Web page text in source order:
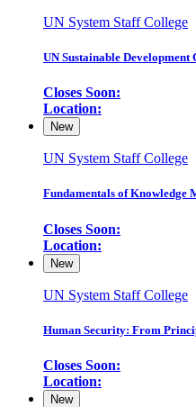
UN System Staff College
UN Sustainable
Closes Soon:
Location:
New
UN System Staff College
Fundamentals of Knowledge
Closes Soon:
Location:
New
UN System Staff College
Human Security: From
Closes Soon:
Location:
New